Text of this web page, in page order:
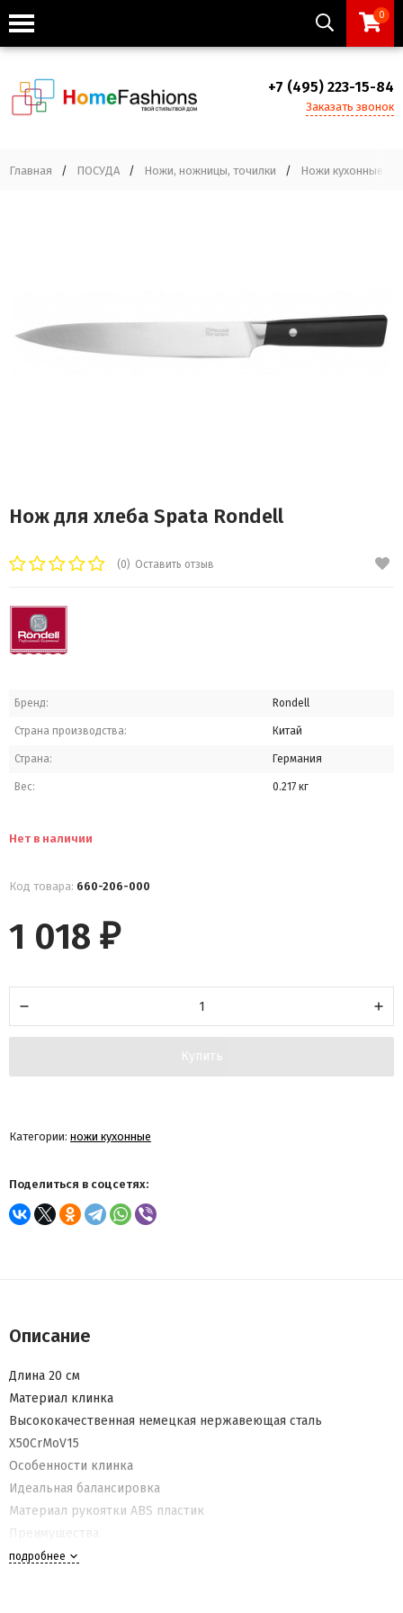
0
+7 (495) 223-15-84
Заказать звонок
Главная / ПОСУДА / Ножи, ножницы, точилки / Ножи кухонные
Нож для хлеба Spata Rondell
(0) Оставить отзыв
Бренд: Rondell
Страна производства: Китай
Страна: Германия
Вес: 0.217 кг
Нет в наличии
Код товара: 660-206-000
1 018 ₽
Купить
Категории: ножи кухонные
Поделиться в соцсетях:
Описание
Длина 20 см
Материал клинка
Высококачественная немецкая нержавеющая сталь
X50CrMoV15
Особенности клинка
Идеальная балансировка
Материал рукоятки ABS пластик
Преимущества
Основной цвет - черный
подробнее